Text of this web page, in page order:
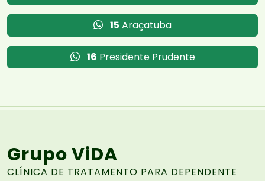
15 Araçatuba
16 Presidente Prudente
Grupo ViDA
CLÍNICA DE TRATAMENTO PARA DEPENDENTE